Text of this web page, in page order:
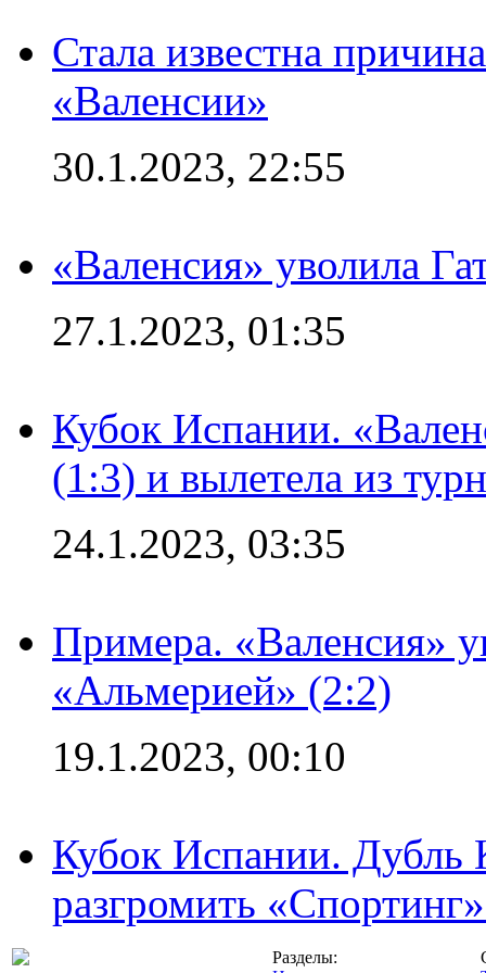
Стала известна
«Валенсии»
30.1.2023, 22:55
«Валенсия» уволила
27.1.2023, 01:35
Кубок Испании.
(1:3) и вылетела из
24.1.2023, 03:35
Примера. «Валенсия»
«Альмерией» (2:2)
19.1.2023, 00:10
Кубок Испании. Дубль
разгромить
Разделы: